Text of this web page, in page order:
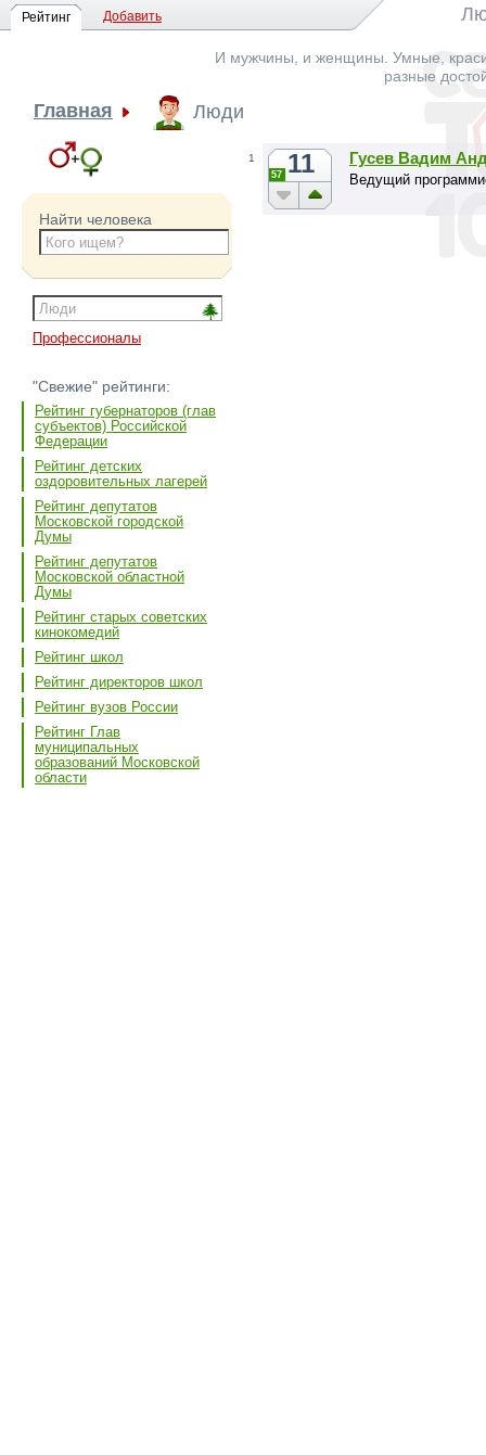
Рейтинг Добавить
И мужчины, и женщины. Умные,
разные
Главная Люди
Найти человека
Профессионалы
"Свежие" рейтинги:
Рейтинг губернаторов (глав
субъектов) Российской
Федерации
Рейтинг детских
оздоровительных лагерей
Рейтинг депутатов
Московской городской
Думы
Рейтинг депутатов
Московской областной
Думы
Рейтинг старых советских
кинокомедий
Рейтинг школ
Рейтинг директоров школ
Рейтинг вузов России
Рейтинг Глав
муниципальных
образований Московской
области
1 11
57
Гусев Вадим
Ведущий